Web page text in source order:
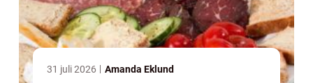
31 juli 2026 Amanda Eklund